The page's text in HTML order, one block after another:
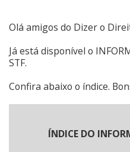
Olá amigos do Dizer o
Já está disponível o
STF.
Confira abaixo o índice.
ÍNDICE DO